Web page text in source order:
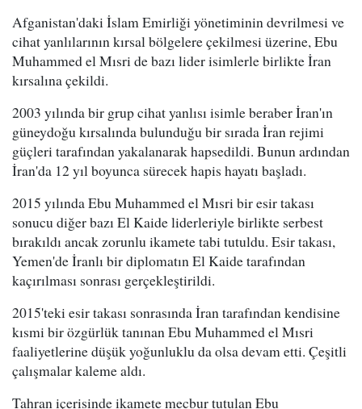
Afganistan'daki İslam Emirliği yönetiminin devrilmesi ve
cihat yanlılarının kırsal bölgelere çekilmesi üzerine, Ebu
Muhammed el Mısri de bazı lider isimlerle birlikte İran
kırsalına çekildi.
2003 yılında bir grup cihat yanlısı isimle beraber İran'ın
güneydoğu kırsalında bulunduğu bir sırada İran rejimi
güçleri tarafından yakalanarak hapsedildi. Bunun ardından
İran'da 12 yıl boyunca sürecek hapis hayatı başladı.
2015 yılında Ebu Muhammed el Mısri bir esir takası
sonucu diğer bazı El Kaide liderleriyle birlikte serbest
bırakıldı ancak zorunlu ikamete tabi tutuldu. Esir takası,
Yemen'de İranlı bir diplomatın El Kaide tarafından
kaçırılması sonrası gerçekleştirildi.
2015'teki esir takası sonrasında İran tarafından kendisine
kısmi bir özgürlük tanınan Ebu Muhammed el Mısri
faaliyetlerine düşük yoğunluklu da olsa devam etti. Çeşitli
çalışmalar kaleme aldı.
Tahran içerisinde ikamete mecbur tutulan Ebu